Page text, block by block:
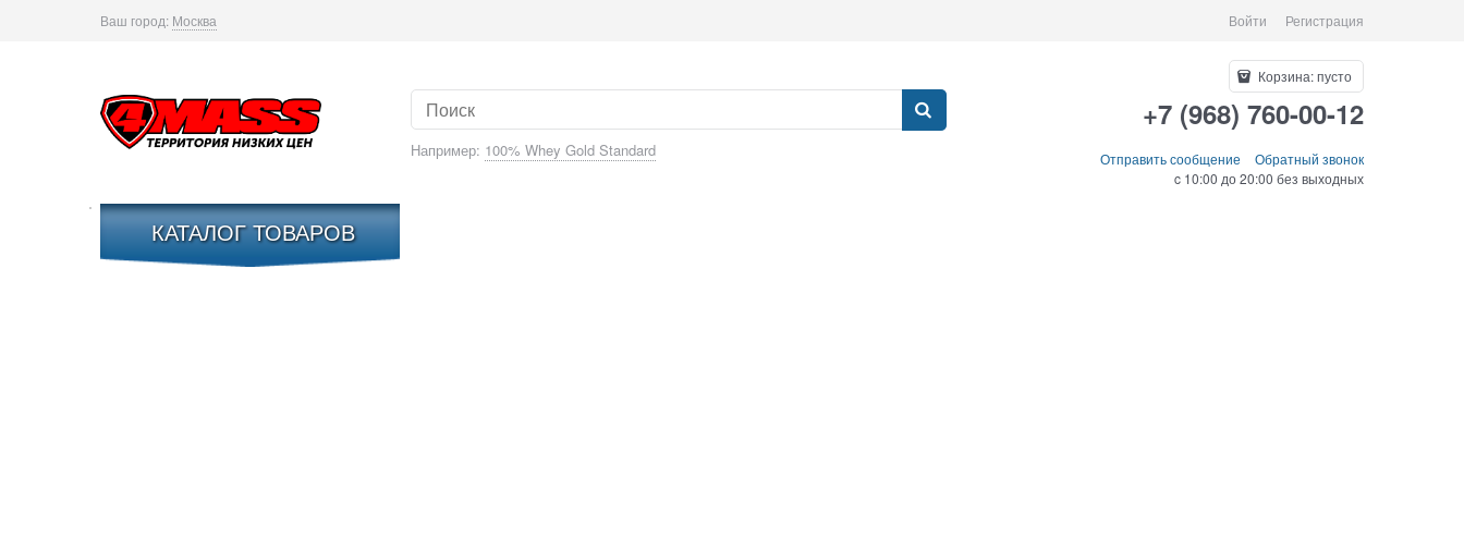
Ваш город: Москва Войти Регистрация
Например: 100% Whey Gold Standard
Корзина:пусто
+7 (968) 760-00-12
Отправить сообщение
Обратный звонок
c 10:00 до 20:00 без выходных
КАТАЛОГ ТОВАРОВ